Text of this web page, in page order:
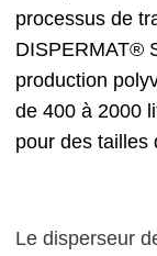
processus de
DISPERMAT®
production
de 400 à 2000
pour des tailles
Le disperseur